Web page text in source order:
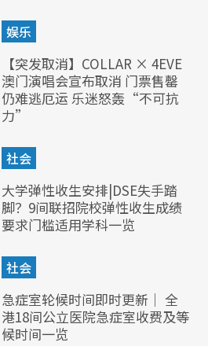
娱乐
【突发取消】COLLAR × 4EVE
澳门演唱会宣布取消 门票售罄
仍难逃厄运 乐迷怒轰“不可抗
力”
社会
大学弹性收生安排|DSE失手踏
脚？9间联招院校弹性收生成绩
要求门槛适用学科一览
社会
急症室轮候时间即时更新｜ 全
港18间公立医院急症室收费及等
候时间一览